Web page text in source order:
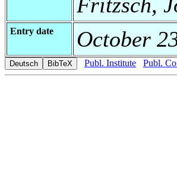
Entry date October
Publ. Institute Publ.